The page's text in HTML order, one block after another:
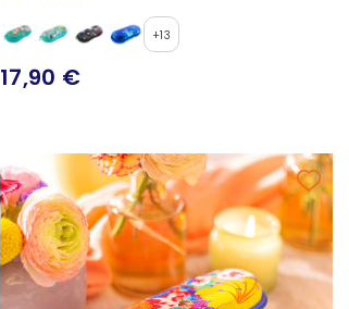
+13
17,90 €